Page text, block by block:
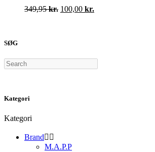
varianter.
Mulighederne
349,95kr. Den
100,00 kr.
SØG
Search
Kategori
Kategori
Brand 
M.A.P.P